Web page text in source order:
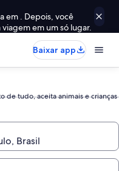
em . Depois, você
em um só lugar.
Baixar app
de tudo, aceita animais e crianças